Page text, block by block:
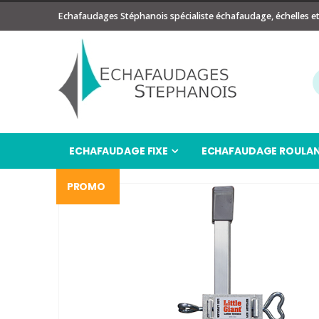
Echafaudages Stéphanois spécialiste échafaudage, échelles
ECHAFAUDAGE FIXE ECHAFAUDAGE
PROMO
Passer
à